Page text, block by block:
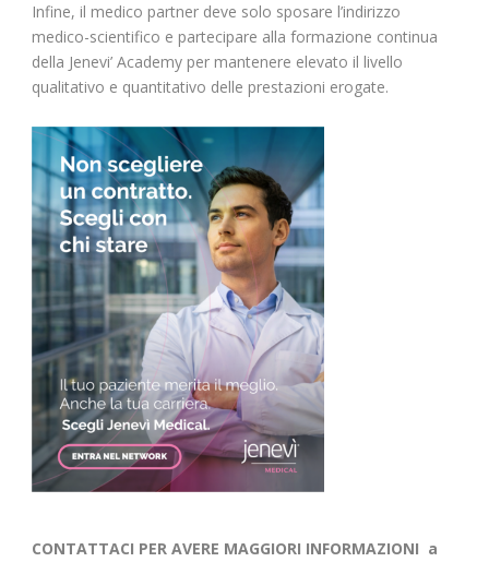
Infine, il medico partner deve solo sposare l’indirizzo
medico-scientifico e partecipare alla formazione continua
della Jenevi’ Academy per mantenere elevato il livello
qualitativo e quantitativo delle prestazioni erogate.
CONTATTACI PER AVERE MAGGIORI INFORMAZIONI a